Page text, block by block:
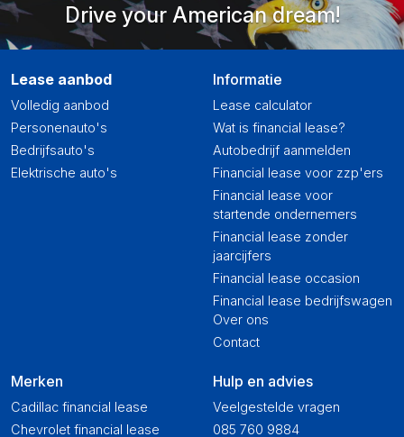
Drive your American dream!
Lease aanbod
Volledig aanbod
Personenauto's
Bedrijfsauto's
Elektrische auto's
Merken
Cadillac financial lease
Chevrolet financial lease
Informatie
Lease calculator
Wat is financial lease?
Autobedrijf aanmelden
Financial lease voor zzp'ers
Financial lease voor
startende ondernemers
Financial lease zonder
jaarcijfers
Financial lease occasion
Financial lease bedrijfswagen
Over ons
Contact
Hulp en advies
Veelgestelde vragen
085 760 9884